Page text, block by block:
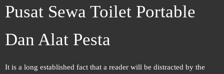
Pusat Sewa Toilet Portable
Dan Alat Pesta
It is a long established fact that a reader will be distracted by the